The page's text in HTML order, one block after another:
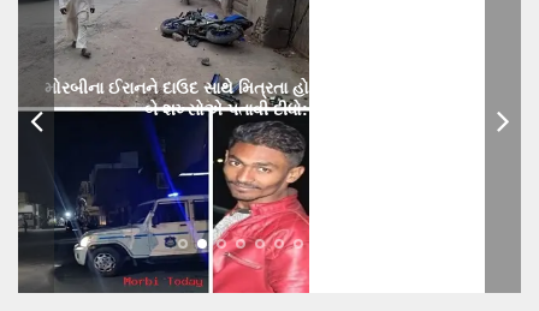
મોરબીના ઈરાનને દાઉદ સાથે મિત્રતા હોય છાતીમાં છરીનો ઘા ઝીકિને
બે શખ્સોએ પતાવી દીધો: ગુનો નોંધાયો